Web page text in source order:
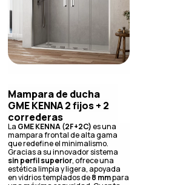
Mampara de ducha
GME KENNA 2 fijos + 2
correderas
La GME KENNA (2F+2C)es una
mampara frontal de alta gama
que redefine el minimalismo.
Gracias a su innovador sistema
sin perfil superior, ofrece una
estética limpia y ligera, apoyada
en vidrios templados de8 mmpara